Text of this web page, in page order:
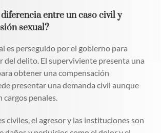
diferencia entre un caso civil y
sexual?
es perseguido por el gobierno para
del delito. El superviviente presenta una
obtener una compensación
presentar una demanda civil aunque
cargos penales.
civiles, el agresor y las instituciones son